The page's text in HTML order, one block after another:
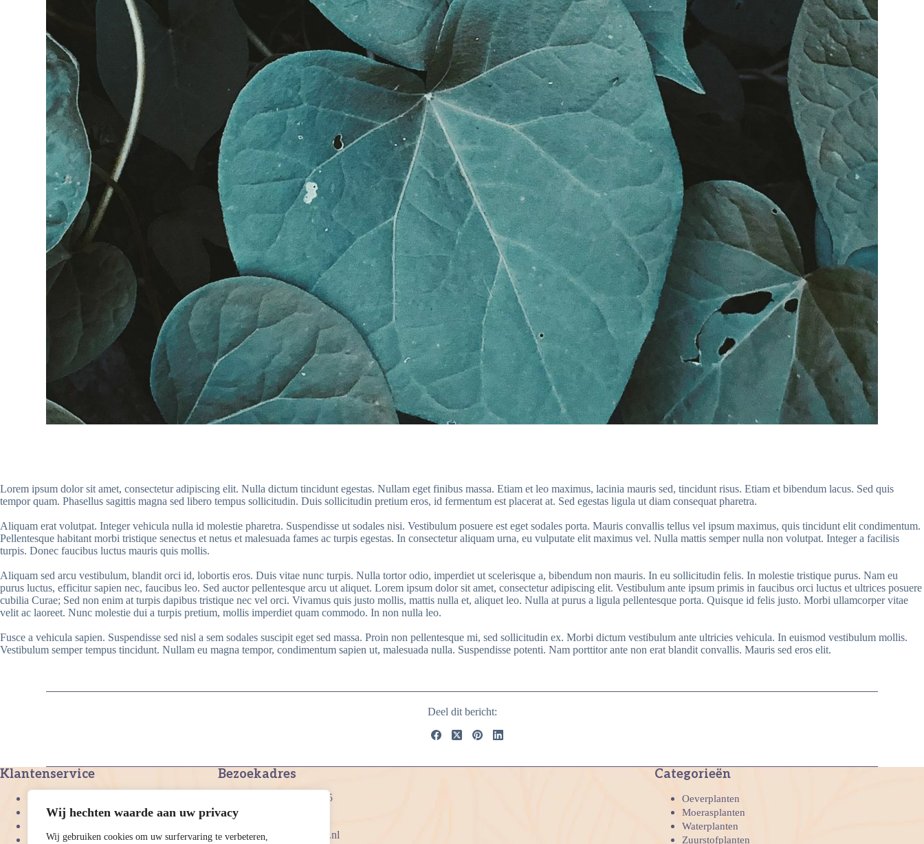
Wij hechten waarde aan uw privacy
Wij gebruiken cookies om uw surfervaring te verbeteren,
Lorem ipsum dolor sit amet, consectetur adipiscing elit. Nulla dictum tincidunt egestas. Nullam eget finibus massa. Etiam et leo maximus, lacinia mauris sed, tincidunt risus. Etiam et bibendum lacus. Sed quis
tempor quam. Phasellus sagittis magna sed libero tempus sollicitudin. Duis sollicitudin pretium eros, id fermentum est placerat at. Sed egestas ligula ut diam consequat pharetra.
Aliquam erat volutpat. Integer vehicula nulla id molestie pharetra. Suspendisse ut sodales nisi. Vestibulum posuere est eget sodales porta. Mauris convallis tellus vel ipsum maximus, quis tincidunt elit condimentum.
Pellentesque habitant morbi tristique senectus et netus et malesuada fames ac turpis egestas. In consectetur aliquam urna, eu vulputate elit maximus vel. Nulla mattis semper nulla non volutpat. Integer a facilisis
turpis. Donec faucibus luctus mauris quis mollis.
Aliquam sed arcu vestibulum, blandit orci id, lobortis eros. Duis vitae nunc turpis. Nulla tortor odio, imperdiet ut scelerisque a, bibendum non mauris. In eu sollicitudin felis. In molestie tristique purus. Nam eu
purus luctus, efficitur sapien nec, faucibus leo. Sed auctor pellentesque arcu ut aliquet. Lorem ipsum dolor sit amet, consectetur adipiscing elit. Vestibulum ante ipsum primis in faucibus orci luctus et ultrices posuere
cubilia Curae; Sed non enim at turpis dapibus tristique nec vel orci. Vivamus quis justo mollis, mattis nulla et, aliquet leo. Nulla at purus a ligula pellentesque porta. Quisque id felis justo. Morbi ullamcorper vitae
velit ac laoreet. Nunc molestie dui a turpis pretium, mollis imperdiet quam commodo. In non nulla leo.
Fusce a vehicula sapien. Suspendisse sed nisl a sem sodales suscipit eget sed massa. Proin non pellentesque mi, sed sollicitudin ex. Morbi dictum vestibulum ante ultricies vehicula. In euismod vestibulum mollis.
Vestibulum semper tempus tincidunt. Nullam eu magna tempor, condimentum sapien ut, malesuada nulla. Suspendisse potenti. Nam porttitor ante non erat blandit convallis. Mauris sed eros elit.
Deel dit bericht:
Klantenservice
Algemene voorwaarden
Copyright
Bezoekadres
Burgemeester Smitweg 85
2391NG
Hazerswoude-Dorp
info@vijverplantenonline.nl
Categorieën
Oeverplanten
Moerasplanten
Waterplanten
Zuurstofplanten